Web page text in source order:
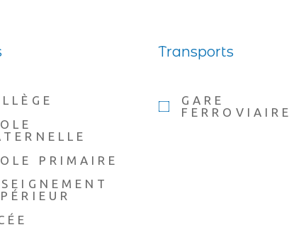
PRIMAIRE
Transports
GARE
FERROVIAIRE